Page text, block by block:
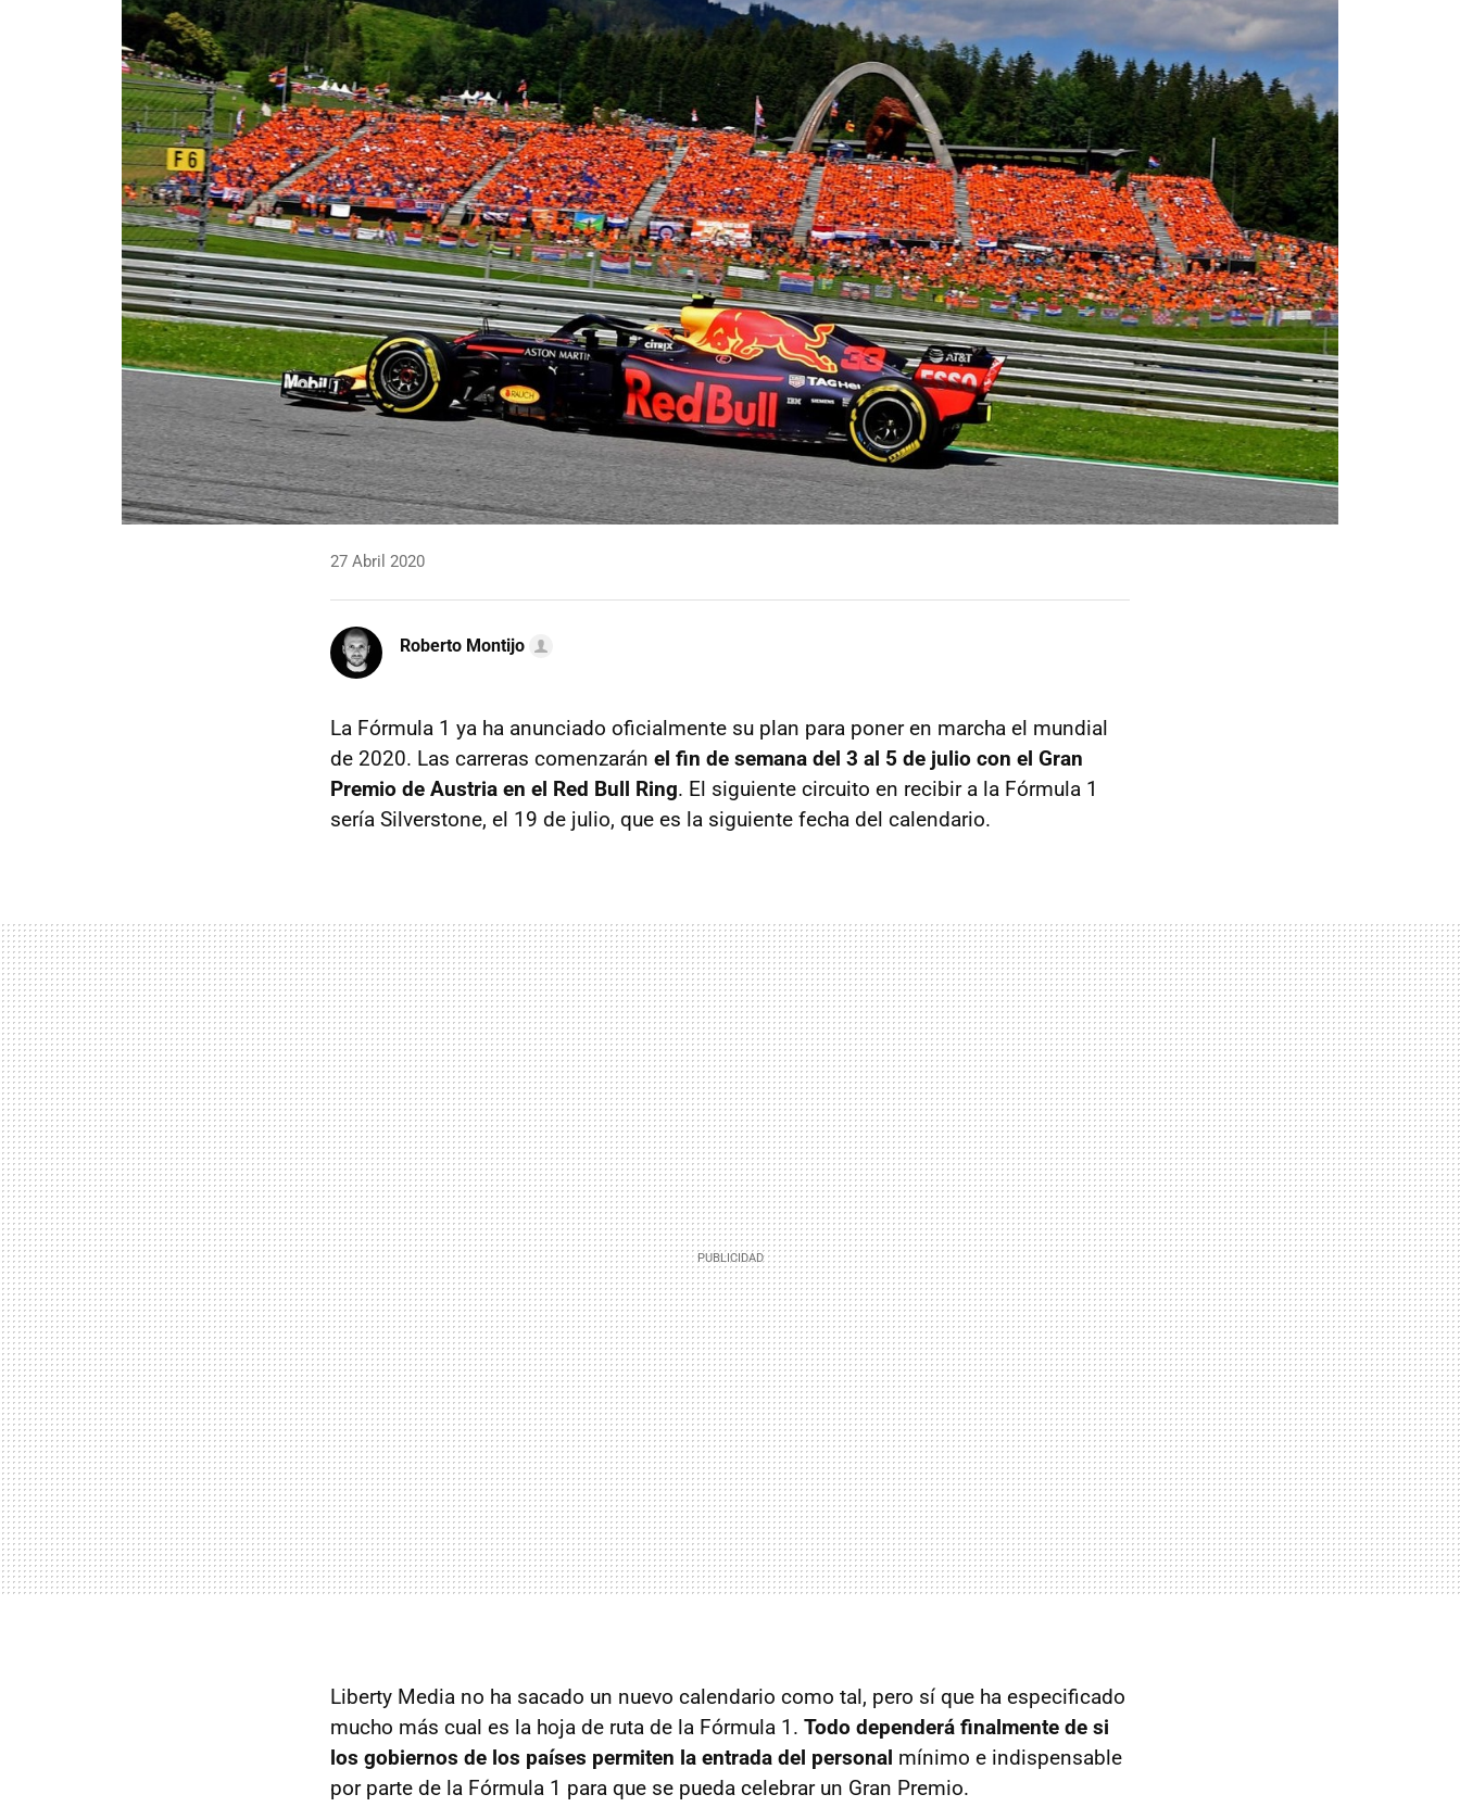
27 Abril 2020
Roberto Montijo
La Fórmula 1 ya ha anunciado oficialmente su plan para poner en marcha el mundial
de 2020. Las carreras comenzarán el fin de semana del 3 al 5 de julio con el Gran
Premio de Austria en el Red Bull Ring. El siguiente circuito en recibir a la Fórmula 1
sería Silverstone, el 19 de julio, que es la siguiente fecha del calendario.
Liberty Media no ha sacado un nuevo calendario como tal, pero sí que ha especificado
mucho más cual es la hoja de ruta de la Fórmula 1. Todo dependerá finalmente de si
los gobiernos de los países permiten la entrada del personal mínimo e indispensable
por parte de la Fórmula 1 para que se pueda celebrar un Gran Premio.